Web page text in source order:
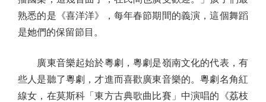
熟悉的是《喜洋洋》，每年春節期間的義演，這個舞蹈
是她們的保留節目。
廣東音樂起始於粵劇，粵劇是嶺南文化的代表，有
些人是聽了粵劇，才進而喜歡廣東音樂的。粵劇名角紅
線女，在莫斯科「東方古典歌曲比賽」中演唱的《荔枝